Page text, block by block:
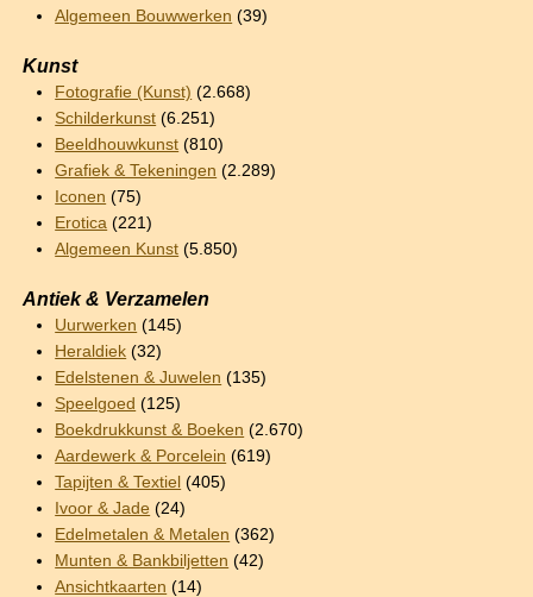
Algemeen Bouwwerken (39)
Kunst
Fotografie (Kunst) (2.668)
Schilderkunst (6.251)
Beeldhouwkunst (810)
Grafiek & Tekeningen (2.289)
Iconen (75)
Erotica (221)
Algemeen Kunst (5.850)
Antiek & Verzamelen
Uurwerken (145)
Heraldiek (32)
Edelstenen & Juwelen (135)
Speelgoed (125)
Boekdrukkunst & Boeken (2.670)
Aardewerk & Porcelein (619)
Tapijten & Textiel (405)
Ivoor & Jade (24)
Edelmetalen & Metalen (362)
Munten & Bankbiljetten (42)
Ansichtkaarten (14)